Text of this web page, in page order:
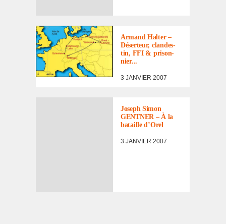
DE FORCE FACE
À LEUR DESTIN
Armand Halter –
Déser­teur, clan­des­
tin, FFI & prison­
nier...
3 JANVIER 2007
Joseph Simon
GENTNER – À la
bataille d’Orel
3 JANVIER 2007